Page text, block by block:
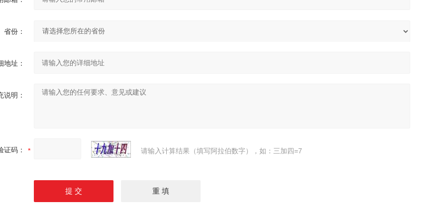
省份：
地址：
说明：
证码： 请输入计算结果（填写阿拉伯数字），如：三加四=7